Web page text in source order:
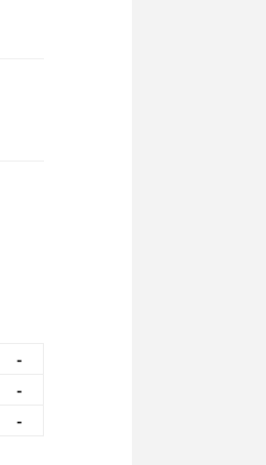
-
-
-